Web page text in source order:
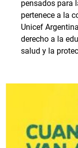
pensados para
pertenece a la
Unicef
derecho a la
salud y la